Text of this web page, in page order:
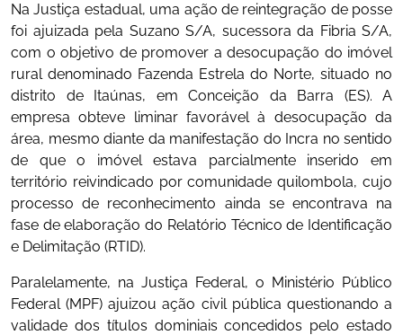
Na Justiça estadual, uma ação de reintegração de posse
foi ajuizada pela Suzano S/A, sucessora da Fibria S/A,
com o objetivo de promover a desocupação do imóvel
rural denominado Fazenda Estrela do Norte, situado no
distrito de Itaúnas, em Conceição da Barra (ES). A
empresa obteve liminar favorável à desocupação da
área, mesmo diante da manifestação do Incra no sentido
de que o imóvel estava parcialmente inserido em
território reivindicado por comunidade quilombola, cujo
processo de reconhecimento ainda se encontrava na
fase de elaboração do Relatório Técnico de Identificação
e Delimitação (RTID).
Paralelamente, na Justiça Federal, o Ministério Público
Federal (MPF) ajuizou ação civil pública questionando a
validade dos títulos dominiais concedidos pelo estado